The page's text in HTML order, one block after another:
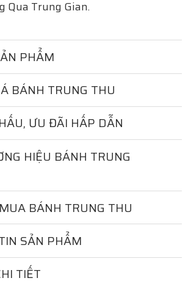
Qua Trung Gian.
PHẨM
BÁNH TRUNG THU
ƯU ĐÃI HẤP DẪN
HIỆU BÁNH TRUNG
BÁNH TRUNG THU
SẢN PHẨM
TIẾT